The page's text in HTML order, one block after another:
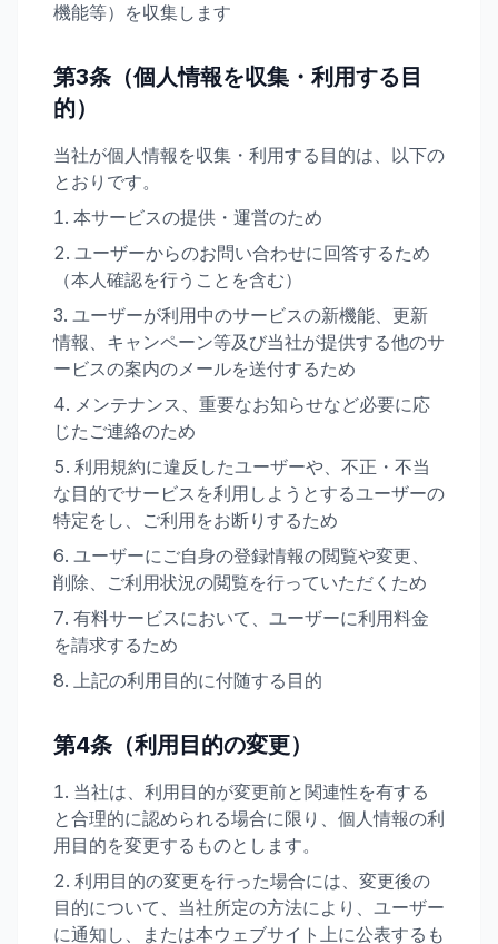
機能等）を収集します
第3条（個人情報を収集・利用する目
的）
当社が個人情報を収集・利用する目的は、以下の
とおりです。
本サービスの提供・運営のため
ユーザーからのお問い合わせに回答するため
（本人確認を行うことを含む）
ユーザーが利用中のサービスの新機能、更新
情報、キャンペーン等及び当社が提供する他のサ
ービスの案内のメールを送付するため
メンテナンス、重要なお知らせなど必要に応
じたご連絡のため
利用規約に違反したユーザーや、不正・不当
な目的でサービスを利用しようとするユーザーの
特定をし、ご利用をお断りするため
ユーザーにご自身の登録情報の閲覧や変更、
削除、ご利用状況の閲覧を行っていただくため
有料サービスにおいて、ユーザーに利用料金
を請求するため
上記の利用目的に付随する目的
第4条（利用目的の変更）
当社は、利用目的が変更前と関連性を有する
と合理的に認められる場合に限り、個人情報の利
用目的を変更するものとします。
利用目的の変更を行った場合には、変更後の
目的について、当社所定の方法により、ユーザー
に通知し、または本ウェブサイト上に公表するも